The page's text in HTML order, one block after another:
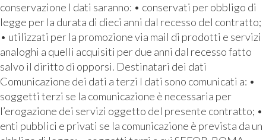
conservazione I dati saranno: • conservati per obbligo di
legge per la durata di dieci anni dal recesso del contratto;
• utilizzati per la promozione via mail di prodotti e servizi
analoghi a quelli acquisiti per due anni dal recesso fatto
salvo il diritto di opporsi. Destinatari dei dati
Comunicazione dei dati a terzi I dati sono comunicati a: •
soggetti terzi se la comunicazione è necessaria per
l’erogazione dei servizi oggetto del presente contratto; •
enti pubblici e privati se la comunicazione è prevista da un